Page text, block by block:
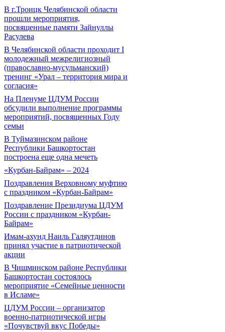
В г.Троицк Челябинской области
прошли мероприятия,
посвященные памяти Зайнуллы
Расулева
В Челябинской области проходит I
молодежный межрелигиозный
(православно-мусульманский)
тренинг «Урал – территория мира и
согласия»
На Пленуме ЦДУМ России
обсудили выполнение программы
мероприятий, посвященных Году
семьи
В Туймазинском районе
Республики Башкортостан
построена еще одна мечеть
«Курбан-Байрам» – 2024
Поздравления Верховному муфтию
с праздником «Курбан-Байрам»
Поздравление Президиума ЦДУМ
России с праздником «Курбан-
Байрам»
Имам-ахунд Наиль Галяутдинов
принял участие в патриотической
акции
В Чишминском районе Республики
Башкортостан состоялось
мероприятие «Семейные ценности
в Исламе»
ЦДУМ России – организатор
военно-патриотической игры
«Почувствуй вкус Победы»